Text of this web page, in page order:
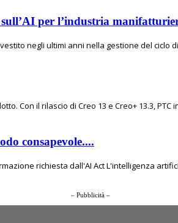
per l’industria
negli ultimi anni nella gestione del ciclo
Con il rilascio di Creo 13 e Creo+ 13.3, PTC
consapevole....
richiesta dall'AI Act L'intelligenza
– Pubblicità –